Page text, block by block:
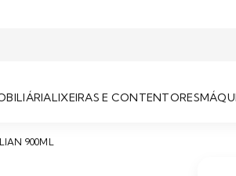
LIXEIRAS E CONTENTORES
900ML